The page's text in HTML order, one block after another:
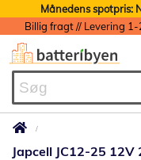
Månedens spotpris:
Japcell JC12-25